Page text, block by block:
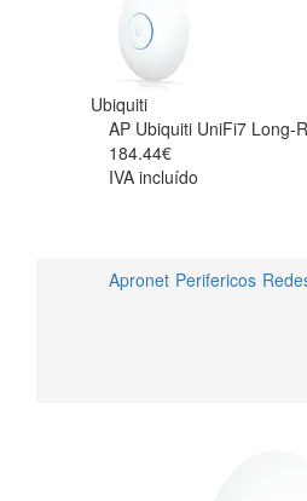
Ubiquiti
AP Ubiquiti UniFi7 Long-
184.44€
IVA incluído
Apronet Perifericos